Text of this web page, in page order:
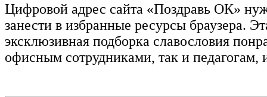
Цифровой адрес сайта «Поздравь ОК»
занести в избранные ресурсы браузера.
эксклюзивная подборка славословия
офисным сотрудниками, так и педагогам,